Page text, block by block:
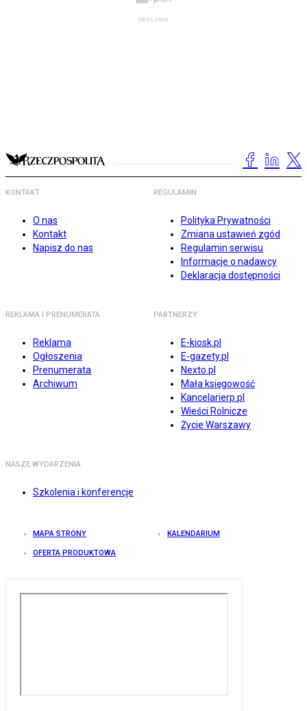
KONTAKT
O nas
Kontakt
Napisz do nas
REGULAMIN
Polityka Prywatności
Zmiana ustawień zgód
Regulamin serwisu
Informacje o nadawcy
Deklaracja dostępności
REKLAMA I PRENUMERATA
Reklama
Ogłoszenia
Prenumerata
Archiwum
PARTNERZY
E-kiosk.pl
E-gazety.pl
Nexto.pl
Mała księgowość
Kancelarierp.pl
Wieści Rolnicze
Życie Warszawy
NASZE WYDARZENIA
Szkolenia i konferencje
MAPA STRONY KALENDARIUM
OFERTA PRODUKTOWA